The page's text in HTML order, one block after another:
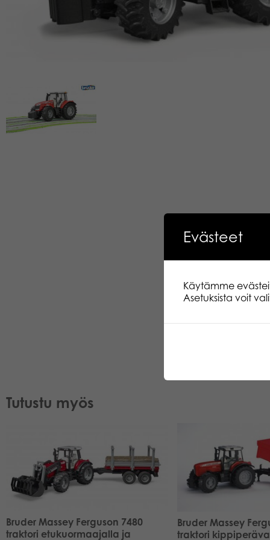
Tutustu myös
Bruder Massey Ferguson 7480
traktori etukuormaajalla ja
Bruder Massey
traktori
Evästeet
Käytämme
Asetuksista voit